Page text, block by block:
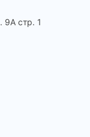
9А стр. 1